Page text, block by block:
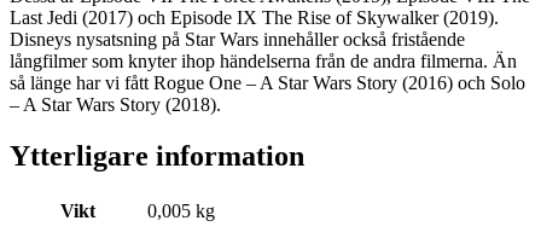
Last Jedi (2017) och Episode IX The Rise of Skywalker (2019).
Disneys nysatsning på Star Wars innehåller också fristående
långfilmer som knyter ihop händelserna från de andra filmerna. Än
så länge har vi fått Rogue One – A Star Wars Story (2016) och Solo
– A Star Wars Story (2018).
Ytterligare information
Vikt 0,005 kg